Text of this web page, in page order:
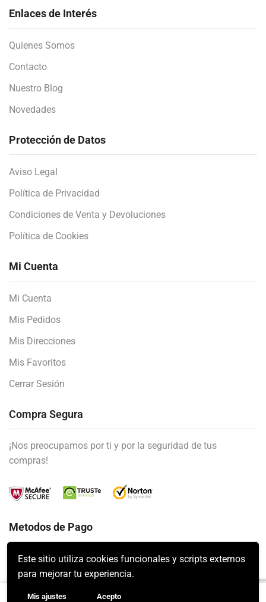
Este sitio utiliza cookies funcionales y scripts externos
para mejorar tu experiencia.
Mis ajustes Acepto
Enlaces de Interés
Quienes Somos
Contacto
Nuestro Blog
Novedades
Protección de Datos
Aviso Legal
Política de Privacidad
Condiciones de Venta y Devoluciones
Política de Cookies
Mi Cuenta
Mi Cuenta
Mis Pedidos
Mis Direcciones
Mis Favoritos
Cerrar Sesión
Compra Segura
¡Nos preocupamos por ti y por la seguridad de tus
compras!
Metodos de Pago